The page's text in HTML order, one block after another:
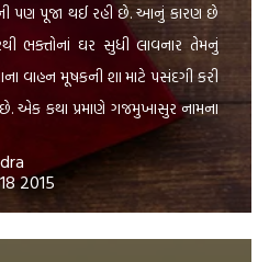
પણ પૂજા થઈ રહી છે. આનું કારણ છે
ભક્તોનાં ઘર સુધી લાવનાર તેમનું
વાહન મૂષકની શા માટે પસંદગી કરી
કથા પ્રમાણે ગજમુખાસુર નામના
પડ્યું હતું. […]
2015